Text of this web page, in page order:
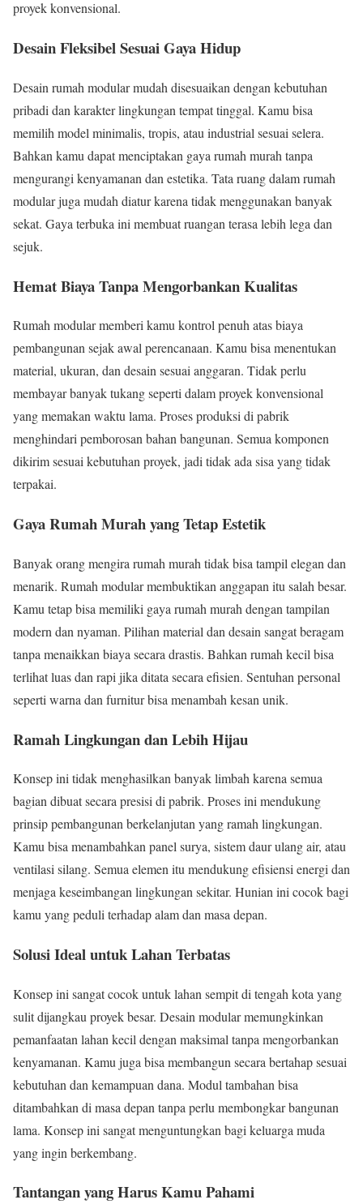
proyek konvensional.
Desain Fleksibel Sesuai Gaya Hidup
Desain rumah modular mudah disesuaikan dengan kebutuhan
pribadi dan karakter lingkungan tempat tinggal. Kamu bisa
memilih model minimalis, tropis, atau industrial sesuai selera.
Bahkan kamu dapat menciptakan gaya rumah murah tanpa
mengurangi kenyamanan dan estetika. Tata ruang dalam rumah
modular juga mudah diatur karena tidak menggunakan banyak
sekat. Gaya terbuka ini membuat ruangan terasa lebih lega dan
sejuk.
Hemat Biaya Tanpa Mengorbankan Kualitas
Rumah modular memberi kamu kontrol penuh atas biaya
pembangunan sejak awal perencanaan. Kamu bisa menentukan
material, ukuran, dan desain sesuai anggaran. Tidak perlu
membayar banyak tukang seperti dalam proyek konvensional
yang memakan waktu lama. Proses produksi di pabrik
menghindari pemborosan bahan bangunan. Semua komponen
dikirim sesuai kebutuhan proyek, jadi tidak ada sisa yang tidak
terpakai.
Gaya Rumah Murah yang Tetap Estetik
Banyak orang mengira rumah murah tidak bisa tampil elegan dan
menarik. Rumah modular membuktikan anggapan itu salah besar.
Kamu tetap bisa memiliki gaya rumah murah dengan tampilan
modern dan nyaman. Pilihan material dan desain sangat beragam
tanpa menaikkan biaya secara drastis. Bahkan rumah kecil bisa
terlihat luas dan rapi jika ditata secara efisien. Sentuhan personal
seperti warna dan furnitur bisa menambah kesan unik.
Ramah Lingkungan dan Lebih Hijau
Konsep ini tidak menghasilkan banyak limbah karena semua
bagian dibuat secara presisi di pabrik. Proses ini mendukung
prinsip pembangunan berkelanjutan yang ramah lingkungan.
Kamu bisa menambahkan panel surya, sistem daur ulang air, atau
ventilasi silang. Semua elemen itu mendukung efisiensi energi dan
menjaga keseimbangan lingkungan sekitar. Hunian ini cocok bagi
kamu yang peduli terhadap alam dan masa depan.
Solusi Ideal untuk Lahan Terbatas
Konsep ini sangat cocok untuk lahan sempit di tengah kota yang
sulit dijangkau proyek besar. Desain modular memungkinkan
pemanfaatan lahan kecil dengan maksimal tanpa mengorbankan
kenyamanan. Kamu juga bisa membangun secara bertahap sesuai
kebutuhan dan kemampuan dana. Modul tambahan bisa
ditambahkan di masa depan tanpa perlu membongkar bangunan
lama. Konsep ini sangat menguntungkan bagi keluarga muda
yang ingin berkembang.
Tantangan yang Harus Kamu Pahami